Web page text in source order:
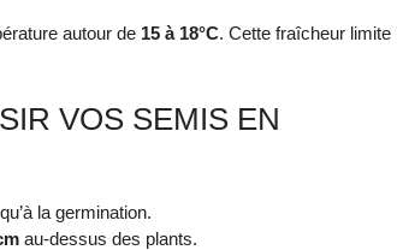
autour de 15 à 18°C. Cette fraîcheur limite
VOS SEMIS EN
la germination.
au-dessus des plants.